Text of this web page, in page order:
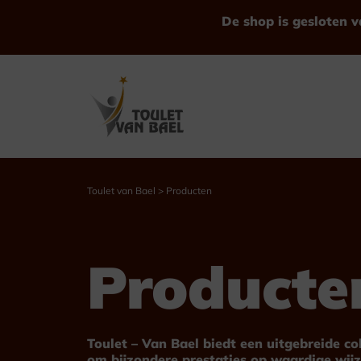
De shop is gesloten
Bekijk alle Producten
Trofeeën
Bekers
Toulet van Bael > Producten
Toulet – Van Bael biedt een uitgebreide